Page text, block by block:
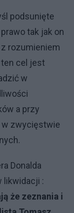
podsunięte
tak jak on
rozumieniem
ten cel jest
w
a przy
w zwycięstwie
Donalda
likwidacji :
że zeznania i